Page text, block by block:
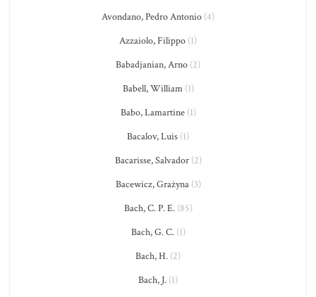
Avondano, Pedro Antonio (4)
Azzaiolo, Filippo (1)
Babadjanian, Arno (2)
Babell, William(1)
Babo, Lamartine(1)
Bacalov, Luis (1)
Bacarisse, Salvador(2)
Bacewicz, Grażyna(3)
Bach, C. P. E.(85)
Bach, G. C.(1)
Bach, H. (2)
Bach, J. (1)